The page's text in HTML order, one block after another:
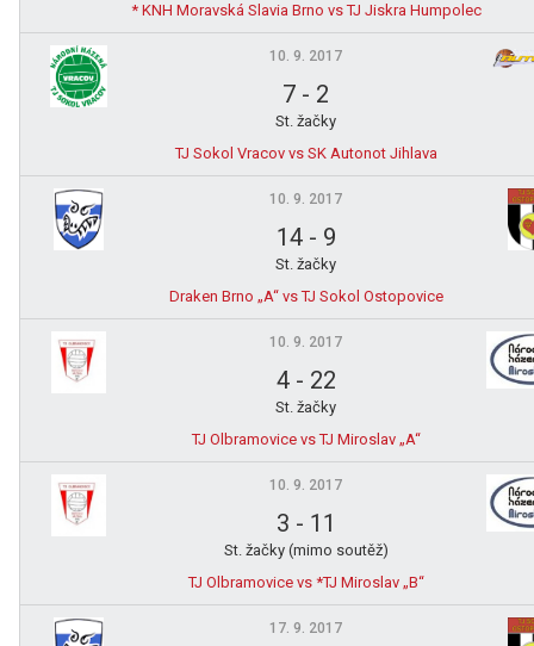
* KNH Moravská Slavia Brno vs TJ Jiskra Humpolec
10. 9. 2017
7 - 2
St. žačky
TJ Sokol Vracov vs SK Autonot Jihlava
10. 9. 2017
14- 9
St. žačky
Draken Brno „A“ vs TJ Sokol Ostopovice
10. 9. 2017
4- 22
St. žačky
TJ Olbramovice vs TJ Miroslav „A“
10. 9. 2017
3 - 11
St. žačky (mimo soutěž)
TJ Olbramovice vs *TJ Miroslav „B“
17. 9. 2017